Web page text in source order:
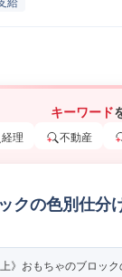
給
キーワード
経理 不動産
クの色別仕分
上》おもちゃのブロッ